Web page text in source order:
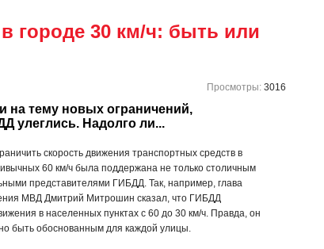
городе 30 км/ч: быть или
Просмотры: 3016
на тему новых ограничений,
улеглись. Надолго ли...
скорость движения транспортных средств в
60 км/ч была поддержана не только столичным
представителями ГИБДД. Так, например, глава
МВД Дмитрий Митрошин сказал, что ГИБДД
в населенных пунктах с 60 до 30 км/ч. Правда, он
быть обоснованным для каждой улицы.